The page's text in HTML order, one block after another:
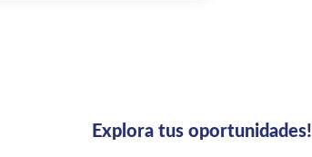
Explora tus oportunidades!